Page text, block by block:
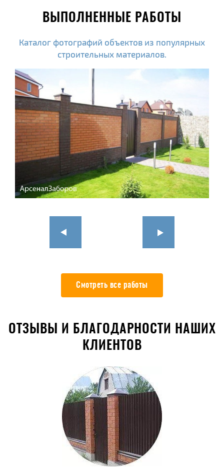
ВЫПОЛНЕННЫЕ РАБОТЫ
Каталог фотографий объектов из популярных
строительных материалов.
Смотреть все работы
ОТЗЫВЫ И БЛАГОДАРНОСТИ НАШИХ
КЛИЕНТОВ